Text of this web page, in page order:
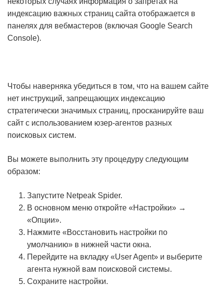
индексацию важных страниц сайта отображается в
панелях для вебмастеров (включая Google Search
Console).
Чтобы наверняка убедиться в том, что на вашем сайте
нет инструкций, запрещающих индексацию
стратегически значимых страниц, просканируйте ваш
сайт с использованием юзер-агентов разных
поисковых систем.
Вы можете выполнить эту процедуру следующим
образом:
Запустите Netpeak Spider.
В основном меню откройте «Настройки» →
«Опции».
Нажмите «Восстановить настройки по
умолчанию» в нижней части окна.
Перейдите на вкладку «User Agent» и выберите
агента нужной вам поисковой системы.
Сохраните настройки.